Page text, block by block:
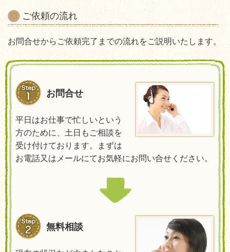
ご依頼の流れ
お問合せからご依頼完了までの流れをご説明いたします。
お問合せ
平日はお仕事で忙しいという
方のために、土日もご相談を
受け付けております。まずは
お電話又はメールにてお気軽にお問い合せください。
無料相談